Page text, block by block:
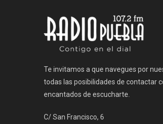
Te invitamos a que navegues por
todas las posibilidades de contactar
encantados de escucharte.
C/ San Francisco, 6